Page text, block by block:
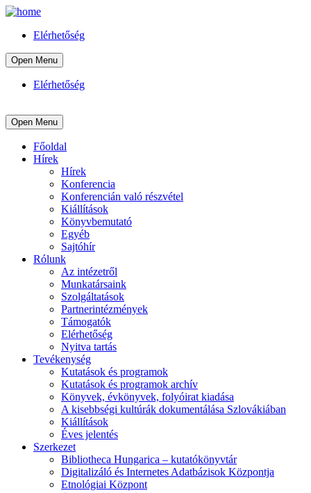
Elérhetőség
Open Menu
Elérhetőség
Open Menu
Főoldal
Hírek
Hírek
Konferencia
Konferencián való részvétel
Kiállítások
Könyvbemutató
Egyéb
Sajtóhír
Rólunk
Az intézetről
Munkatársaink
Szolgáltatások
Partnerintézmények
Támogatók
Elérhetőség
Nyitva tartás
Tevékenység
Kutatások és programok
Kutatások és programok archív
Könyvek, évkönyvek, folyóirat kiadása
A kisebbségi kultúrák dokumentálása Szlovákiában
Kiállítások
Éves jelentés
Szerkezet
Bibliotheca Hungarica – kutatókönyvtár
Digitalizáló és Internetes Adatbázisok Központja
Etnológiai Központ